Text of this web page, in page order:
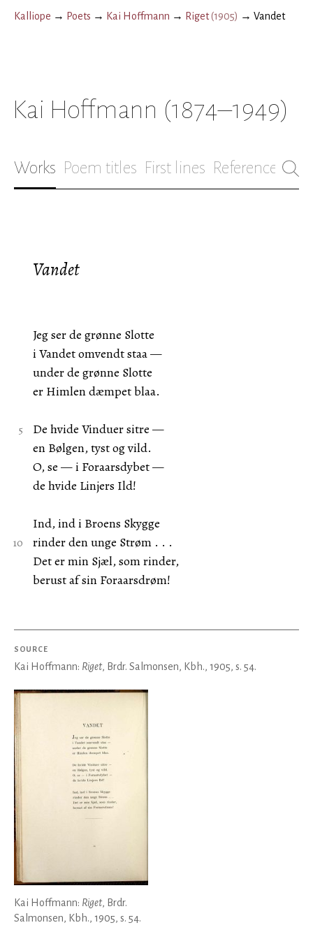
Kalliope → Poets → Kai Hoffmann → Riget(1905) → Vandet
Kai Hoffmann (1874–1949)
Works Poem titles First lines References
Vandet
Jeg ser de grønne Slotte
i Vandet omvendt staa —
under de grønne Slotte
er Himlen dæmpet blaa.
De hvide Vinduer sitre —
en Bølgen, tyst og vild.
O, se — i Foraarsdybet —
de hvide Linjers Ild!
Ind, ind i Broens Skygge
rinder den unge Strøm . . .
Det er min Sjæl, som rinder,
berust af sin Foraarsdrøm!
SOURCE
Kai Hoffmann: Riget, Brdr. Salmonsen, Kbh., 1905, s. 54.
Kai Hoffmann: Riget, Brdr.
Salmonsen, Kbh., 1905, s. 54.